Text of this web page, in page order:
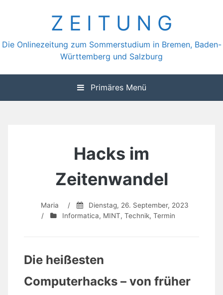
Z E I T U N G
Die Onlinezeitung zum Sommerstudium in Bremen, Baden-
Württemberg und Salzburg
Primäres Menü
Hacks im
Zeitenwandel
Maria /
Dienstag, 26. September, 2023
/
Informatica, MINT, Technik, Termin
Die heißesten
Computerhacks – von früher